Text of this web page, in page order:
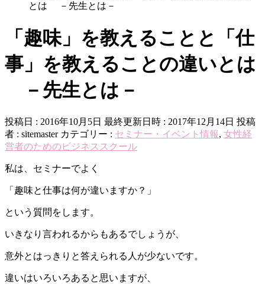
とは －先生とは－
「趣味」を教えることと「仕
事」を教えることの違いとは
－先生とは－
投稿日 : 2016年10月5日 最終更新日時 : 2017年12月14日 投稿
者 : sitemaster カテゴリー : セミナー・イベント情報, 女性経
営者のためのビジネススクール
私は、セミナーでよく
「趣味と仕事は何が違いますか？」
という質問をします。
いきなり言われるからもあるでしょうが、
意外とはっきりと答えられる人が少ないです。
違いはいろいろあると思いますが、